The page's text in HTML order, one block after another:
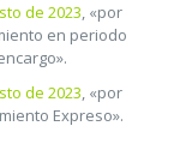
de 2023, «por
en periodo
de 2023, «por
Expreso».